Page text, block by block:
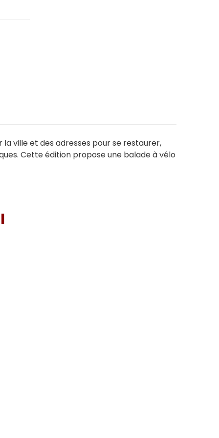
ville et des adresses pour se restaurer,
Cette édition propose une balade à vélo